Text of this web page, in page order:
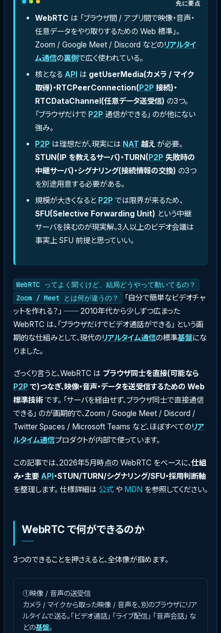
先に要点
WebRTC は 「ブラウザ間 / アプリ間で映像・音声・
任意データをやり取りするための Web 標準」。
Zoom / Google Meet / Discord などのリアルタイ
ム通信の裏側で広く使われている。
核となる API は getUserMedia(カメラ / マイク
取得)・RTCPeerConnection(P2P 接続)・
RTCDataChannel(任意データ送受信) の3つ。
「ブラウザだけで P2P 通信ができる」 のが他にない
強み。
P2P は理想だが、現実には NAT 越えが必要。
STUN(IP を教えるサーバ)・TURN(P2P 失敗時の
中継サーバ)・シグナリング(接続情報の交換) の3つ
を別途用意する必要がある。
規模が大きくなると P2P では限界が来るため、
SFU(Selective Forwarding Unit) という中継
サーバを挟むのが現実解。3人以上のビデオ会議は
事実上 SFU 前提と思っていい。
WebRTC ってよく聞くけど、結局どうやって動いてるの？
Zoom / Meet とは何が違うの？
「自分で簡単なビデオチャ
ットを作れる？」 ── 2010年代から少しずつ広まった
WebRTC は、「ブラウザだけでビデオ通話ができる」 という画
期的な仕組みとして、現代のリアルタイム通信の標準基盤にな
りました。
ざっくり言うと、WebRTC は ブラウザ同士を直接(可能なら
P2P で)つなぎ、映像・音声・データを送受信するための Web
標準技術 です。 「サーバを経由せず、ブラウザ同士で直接通信
できる」 のが画期的で、Zoom / Google Meet / Discord /
Twitter Spaces / Microsoft Teams など、ほぼすべてのリア
ルタイム通信プロダクトが内部で使っています。
この記事では、2026年5月時点の WebRTC をベースに、仕組
み・主要 API・STUN/TURN/シグナリング/SFU・採用判断軸
を整理します。 仕様詳細は 公式 や MDN を参照してください。
WebRTC で何ができるのか
3つのできることを押さえると、全体像が掴めます。
①映像 / 音声の送受信
カメラ / マイクから取った映像 / 音声を、別のブラウザにリア
ルタイムで送る。「ビデオ通話」 「ライブ配信」 「音声会話」 な
どの基盤。